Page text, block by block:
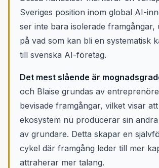
Sveriges position inom global AI-
ser inte bara isolerade framgångar,
på vad som kan bli en systematisk
till svenska AI-företag.
Det mest slående är
och Blaise grundas av
bevisade framgångar, vilket visar
ekosystem nu producerar sin
av grundare. Detta skapar en
cykel där framgång leder till mer
attraherar mer talang.